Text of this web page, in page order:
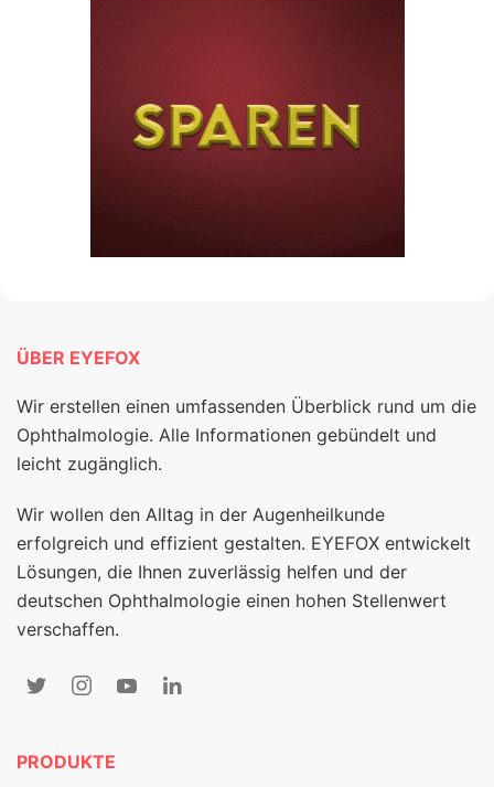
ÜBER EYEFOX
Wir erstellen einen umfassenden Überblick rund um die
Ophthalmologie. Alle Informationen gebündelt und
leicht zugänglich.
Wir wollen den Alltag in der Augenheilkunde
erfolgreich und effizient gestalten. EYEFOX entwickelt
Lösungen, die Ihnen zuverlässig helfen und der
deutschen Ophthalmologie einen hohen Stellenwert
verschaffen.
PRODUKTE